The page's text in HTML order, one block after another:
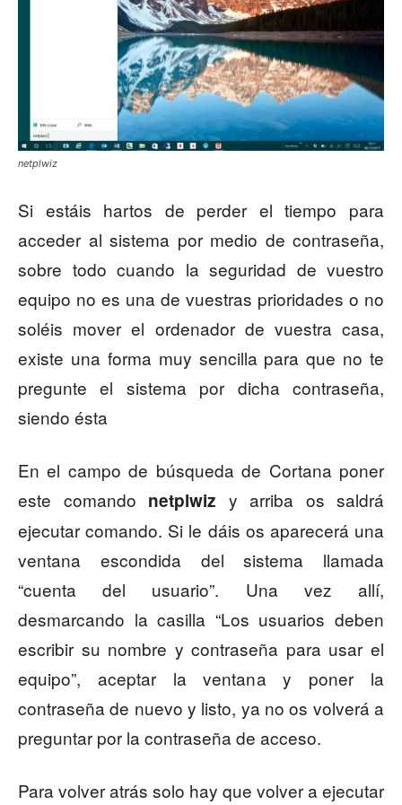
netplwiz
Si estáis hartos de perder el tiempo para
acceder al sistema por medio de contraseña,
sobre todo cuando la seguridad de vuestro
equipo no es una de vuestras prioridades o no
soléis mover el ordenador de vuestra casa,
existe una forma muy sencilla para que no te
pregunte el sistema por dicha contraseña,
siendo ésta
En el campo de búsqueda de Cortana poner
este comando netplwiz y arriba os saldrá
ejecutar comando. Si le dáis os aparecerá una
ventana escondida del sistema llamada
“cuenta del usuario”. Una vez allí,
desmarcando la casilla “Los usuarios deben
escribir su nombre y contraseña para usar el
equipo”, aceptar la ventana y poner la
contraseña de nuevo y listo, ya no os volverá a
preguntar por la contraseña de acceso.
Para volver atrás solo hay que volver a ejecutar